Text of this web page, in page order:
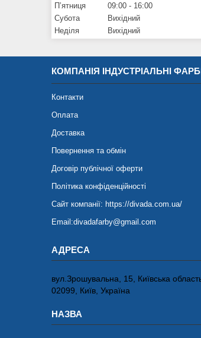
Пʼятниця
09:00
16:00
Субота
Вихідний
Неділя
Вихідний
КОМПАНІЯ ІНДУСТРІАЛЬНІ
Контакти
Оплата
Доставка
Повернення та обмін
Договір публічної оферти
Політика конфіденційності
Сайт компанії: https://divada.com.ua/
Email:divadafarby@gmail.com
вул.Зрошувальна, 15, Київська
02099, Київ, Україна